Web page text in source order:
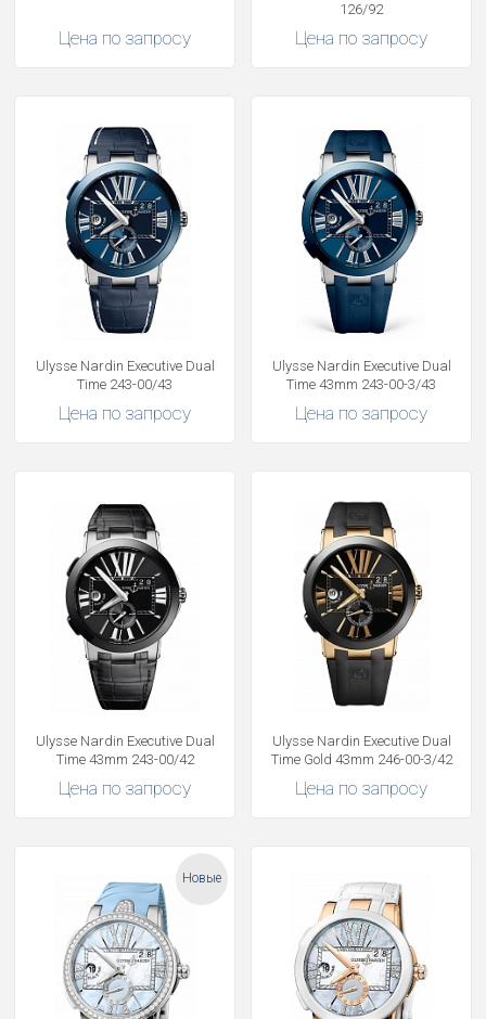
Цена по запросу
126/92
Цена по запросу
Ulysse Nardin Executive Dual
Time 243-00/43
Цена по запросу
Ulysse Nardin Executive Dual
Time 43mm 243-00-3/43
Цена по запросу
Ulysse Nardin Executive Dual
Time 43mm 243-00/42
Цена по запросу
Ulysse Nardin Executive Dual
Time Gold 43mm 246-00-3/42
Цена по запросу
Новые